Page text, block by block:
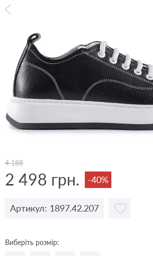
4 188
2 498 грн. -40%
Артикул: 1897.42.207
Виберіть розмір: